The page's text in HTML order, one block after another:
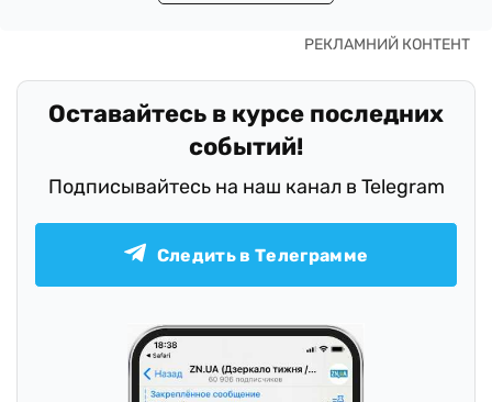
Оставайтесь в курсе последних
событий!
Подписывайтесь на наш канал в Telegram
Следить в Телеграмме